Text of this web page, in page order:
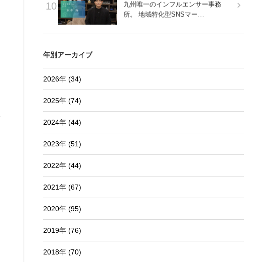
10
九州唯一のインフルエンサー事務
所。 地域特化型SNSマー…
年別アーカイブ
2026年 (34)
2025年 (74)
2024年 (44)
2023年 (51)
2022年 (44)
2021年 (67)
2020年 (95)
2019年 (76)
2018年 (70)